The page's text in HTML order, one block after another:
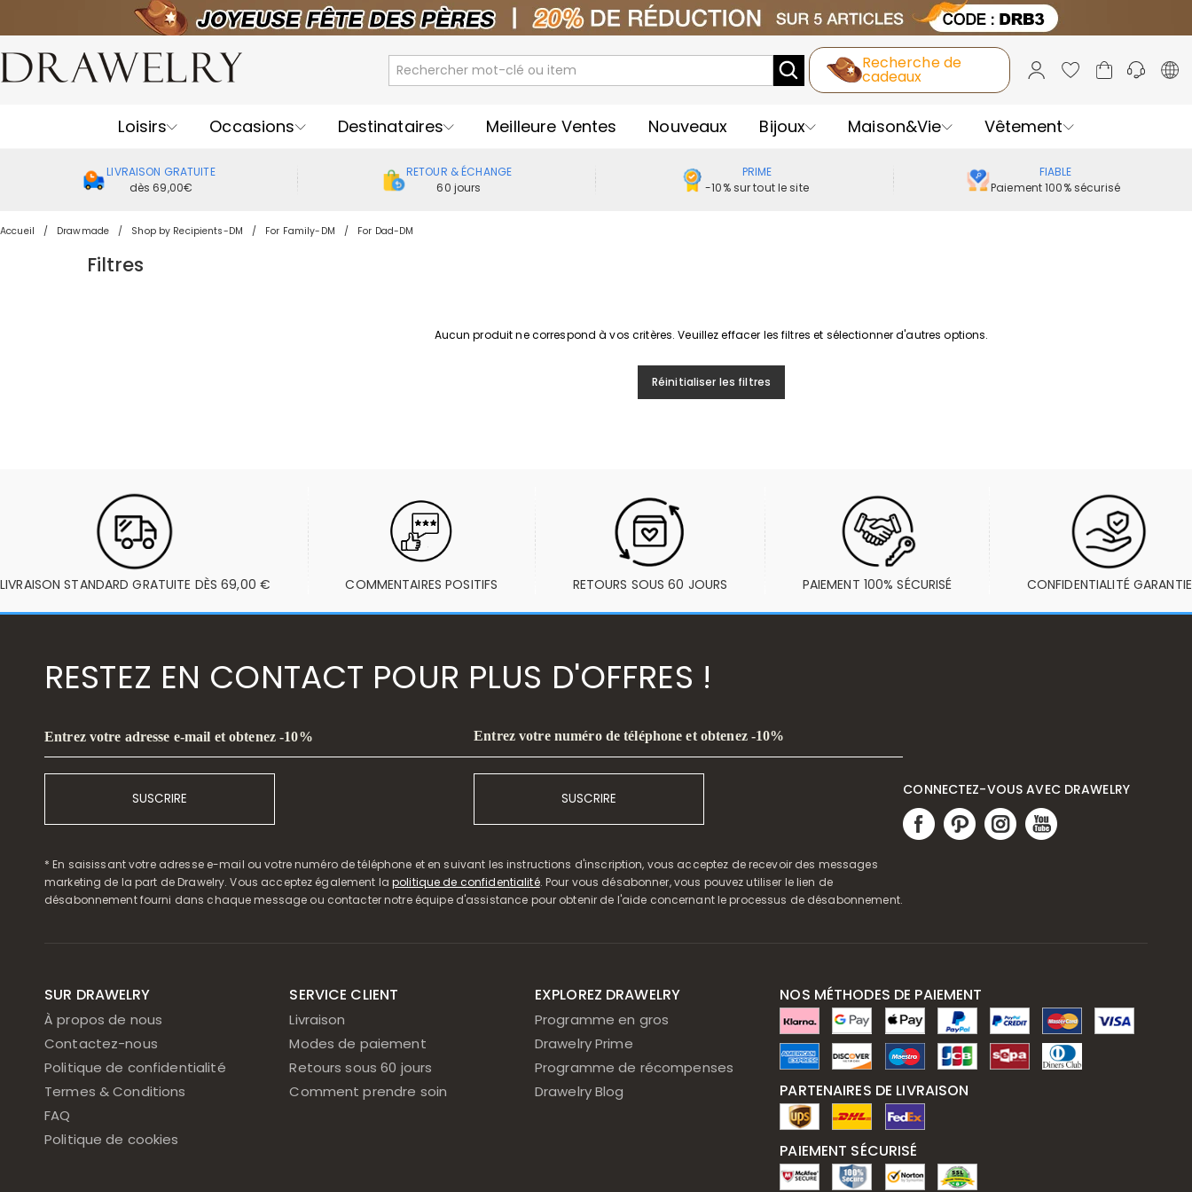
Recherche de
cadeaux
Loisirs Occasions Destinataires Meilleure Ventes Nouveaux Bijoux Maison&Vie Vêtement
LIVRAISON GRATUITE
dès 69,00€
RETOUR & ÉCHANGE
60 jours
PRIME
-10% sur tout le site
FIABLE
Paiement 100% sécurisé
Accueil Drawmade Shop by Recipients-DM For Family-DM For Dad-DM
Filtres
Aucun produit ne correspond à vos critères. Veuillez effacer les filtres et sélectionner d'autres options.
Réinitialiser les filtres
LIVRAISON STANDARD GRATUITE DÈS 69,00 € COMMENTAIRES POSITIFS RETOURS SOUS 60 JOURS PAIEMENT 100% SÉCURISÉ CONFIDENTIALITÉ GARANTIE
RESTEZ EN CONTACT POUR PLUS D'OFFRES !
Entrez votre adresse e-mail et obtenez -10%
SUSCRIRE
Entrez votre numéro de téléphone et obtenez -10%
SUSCRIRE
* En saisissant votre adresse e-mail ou votre numéro de téléphone et en suivant les instructions d'inscription, vous acceptez de recevoir des messages
marketing de la part de Drawelry. Vous acceptez également lapolitique de confidentialité. Pour vous désabonner, vous pouvez utiliser le lien de
désabonnement fourni dans chaque message ou contacter notre équipe d'assistance pour obtenir de l'aide concernant le processus de désabonnement.
CONNECTEZ-VOUS AVEC DRAWELRY
SUR DRAWELRY
À propos de nous
Contactez-nous
Politique de confidentialité
Termes & Conditions
FAQ
Politique de cookies
SERVICE CLIENT
Livraison
Modes de paiement
Retours sous 60 jours
Comment prendre soin
EXPLOREZ DRAWELRY
Programme en gros
Drawelry Prime
Programme de récompenses
Drawelry Blog
NOS MÉTHODES DE PAIEMENT
PARTENAIRES DE LIVRAISON
PAIEMENT SÉCURISÉ